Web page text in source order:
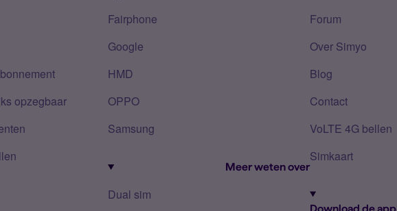
opzegbaar
Fairphone
Google
HMD
OPPO
Samsung
Meer weten over
Dual sim
Forum
Over Simyo
Blog
Contact
VoLTE 4G bellen
Simkaart
Download de app